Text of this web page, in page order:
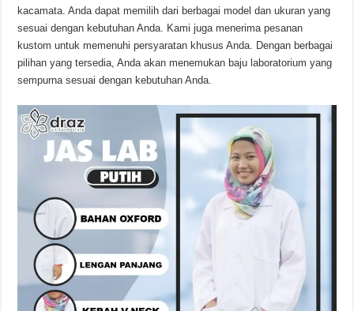
kacamata. Anda dapat memilih dari berbagai model dan ukuran yang
sesuai dengan kebutuhan Anda. Kami juga menerima pesanan
kustom untuk memenuhi persyaratan khusus Anda. Dengan berbagai
pilihan yang tersedia, Anda akan menemukan baju laboratorium yang
sempurna sesuai dengan kebutuhan Anda.